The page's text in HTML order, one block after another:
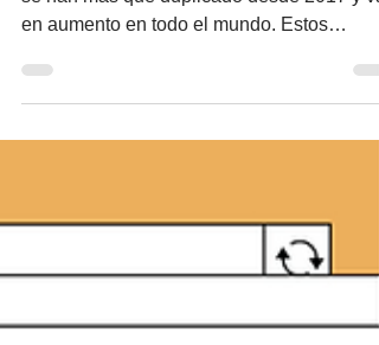
Los casos judiciales por el cambio climático
en aumento en todo el mundo. Estos
hallazgos,...